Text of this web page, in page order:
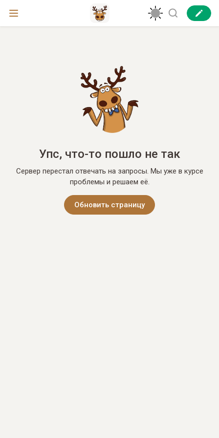
Упс, что-то пошло не так
Сервер перестал отвечать на запросы. Мы уже в курсе
проблемы и решаем её.
Обновить страницу